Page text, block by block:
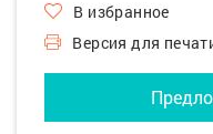
В избранное
Версия для